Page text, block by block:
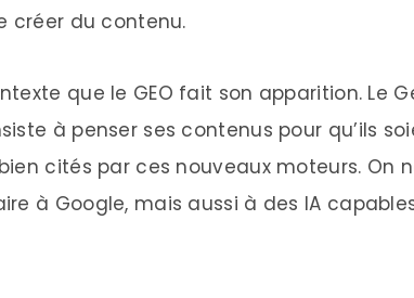
créer du contenu.
que le GEO fait son apparition. Le
à penser ses contenus pour qu’ils
cités par ces nouveaux moteurs. On
à Google, mais aussi à des IA